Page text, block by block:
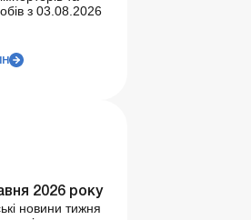
з 03.08.2026
2026 року
новини тижня